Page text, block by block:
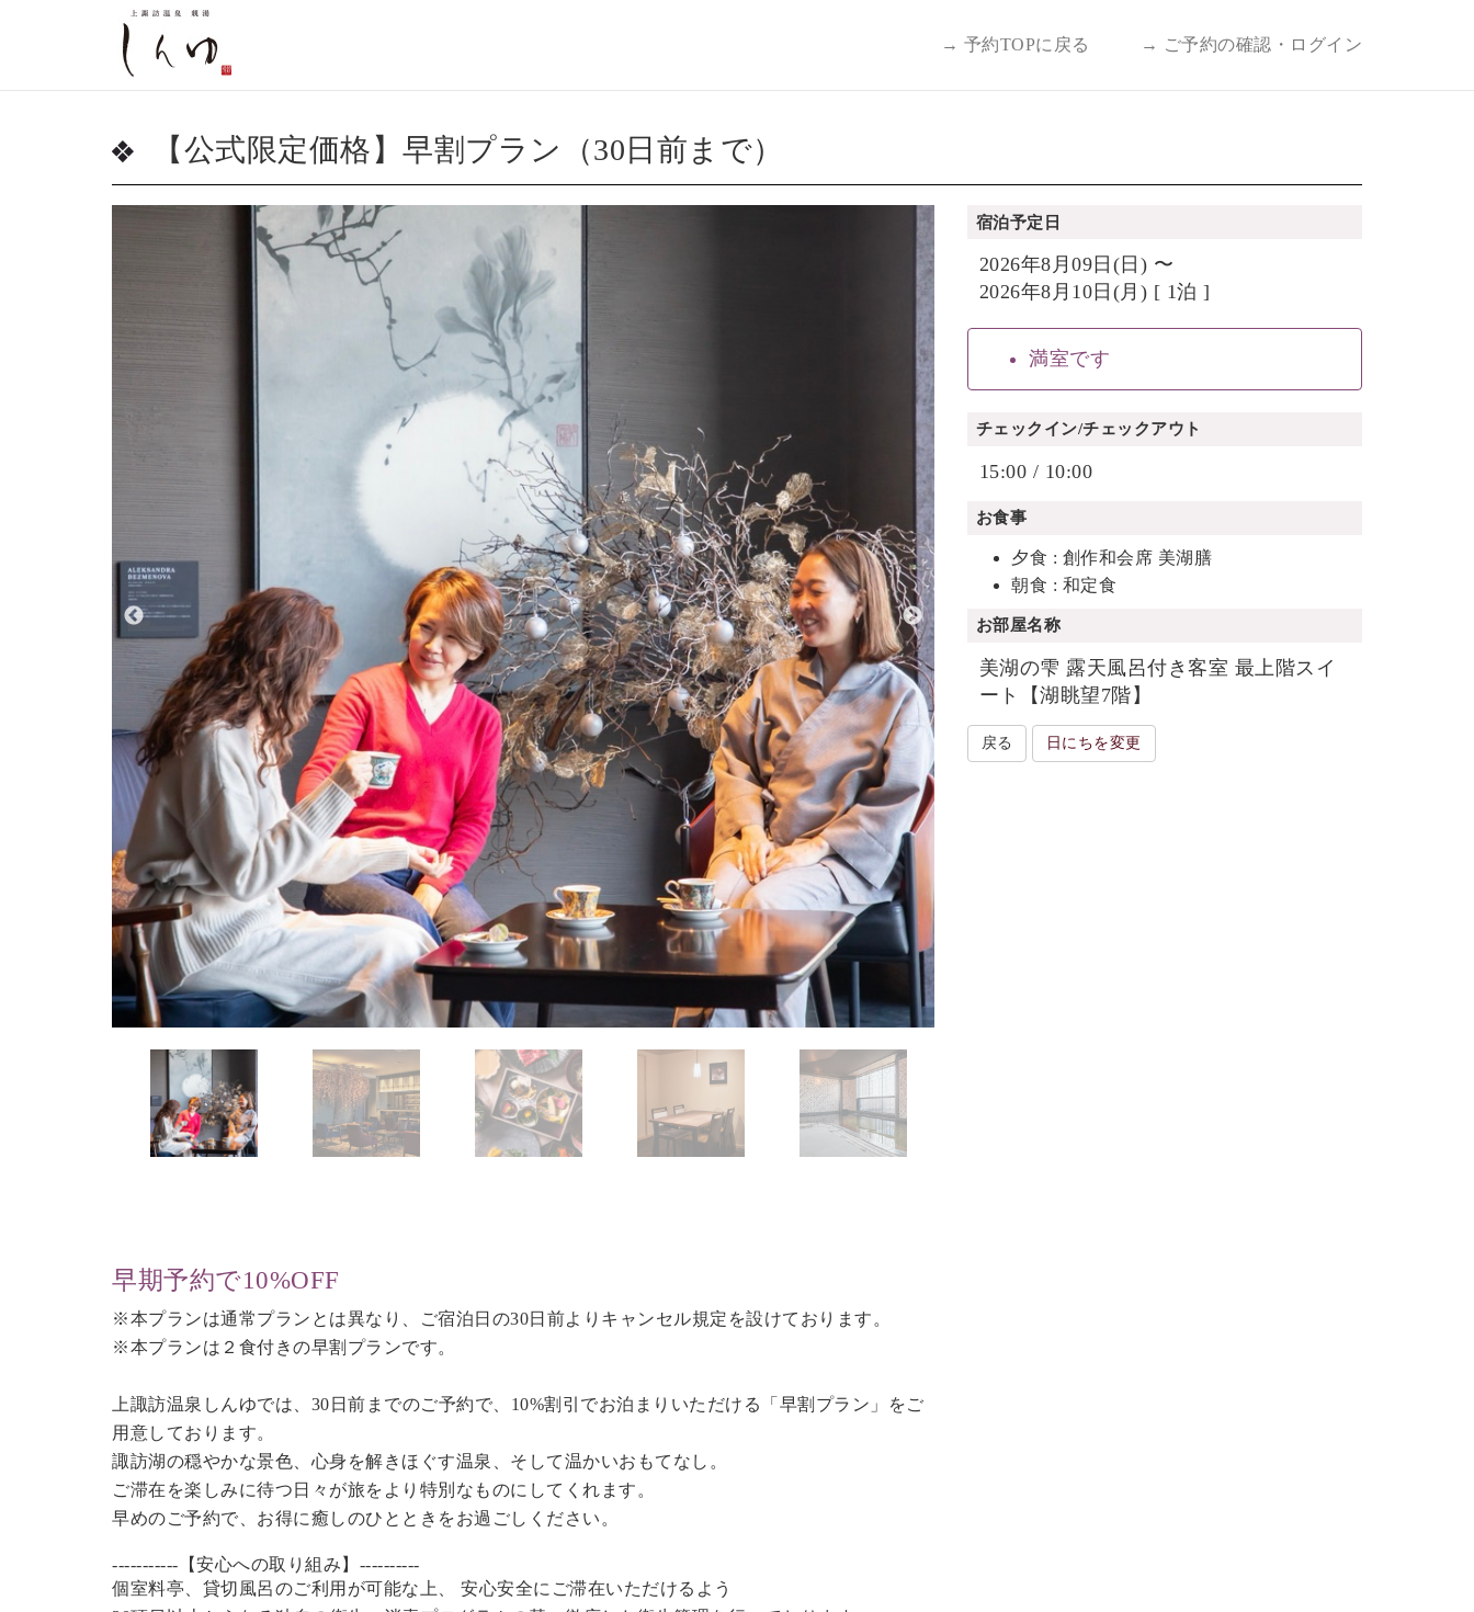
→ 予約TOPに戻る → ご予約の確認・ログイン
【公式限定価格】早割プラン（30日前まで）
早期予約で10%OFF
※本プランは通常プランとは異なり、ご宿泊日の30日前よりキャンセル規定を設けております。
※本プランは２食付きの早割プランです。
上諏訪温泉しんゆでは、30日前までのご予約で、10%割引でお泊まりいただける「早割プラン」をご
用意しております。
諏訪湖の穏やかな景色、心身を解きほぐす温泉、そして温かいおもてなし。
ご滞在を楽しみに待つ日々が旅をより特別なものにしてくれます。
早めのご予約で、お得に癒しのひとときをお過ごしください。
-----------【安心への取り組み】----------
個室料亭、貸切風呂のご利用が可能な上、 安心安全にご滞在いただけるよう
宿泊予定日
2026年8月09日(日) 〜
2026年8月10日(月) [ 1泊 ]
満室です
チェックイン/チェックアウト
15:00 / 10:00
お食事
夕食 : 創作和会席 美湖膳
朝食 : 和定食
お部屋名称
美湖の雫 露天風呂付き客室 最上階スイ
ート【湖眺望7階】
戻る 日にちを変更